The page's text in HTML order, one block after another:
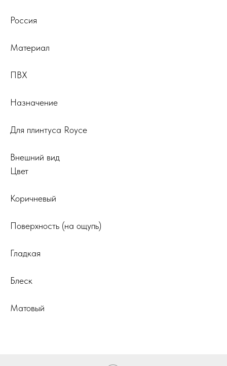
Россия
Материал
ПВХ
Назначение
Для плинтуса Royce
Внешний вид
Цвет
Коричневый
Поверхность (на ощупь)
Гладкая
Блеск
Матовый